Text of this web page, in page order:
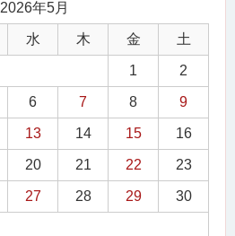
2026年5月
水 木 金 土
1 2
6 7 8 9
13 14 15 16
20 21 22 23
27 28 29 30